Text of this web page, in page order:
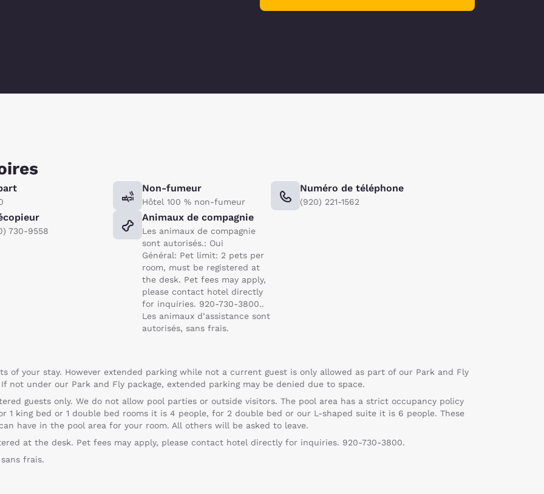
Non-fumeur
Hôtel 100 % non-fumeur
Numéro de téléphone
(920) 221-1562
730-9558
Animaux de compagnie
Les animaux de compagnie
sont autorisés.: Oui
Général: Pet limit: 2 pets per
room, must be registered at
the desk. Pet fees may apply,
please contact hotel directly
for inquiries. 920-730-3800..
Les animaux d’assistance sont
autorisés, sans frais.
of your stay. However extended parking while not a current guest is only allowed as part of our Park and Fly
not under our Park and Fly package, extended parking may be denied due to space.
guests only. We do not allow pool parties or outside visitors. The pool area has a strict occupancy policy
1 king bed or 1 double bed rooms it is 4 people, for 2 double bed or our L-shaped suite it is 6 people. These
have in the pool area for your room. All others will be asked to leave.
at the desk. Pet fees may apply, please contact hotel directly for inquiries. 920-730-3800.
frais.